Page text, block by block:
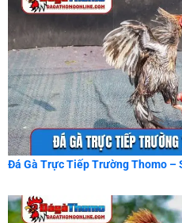
Đá Gà Trực Tiếp Trường Thomo –